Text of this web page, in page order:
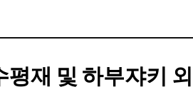
재 및 하부쟈키